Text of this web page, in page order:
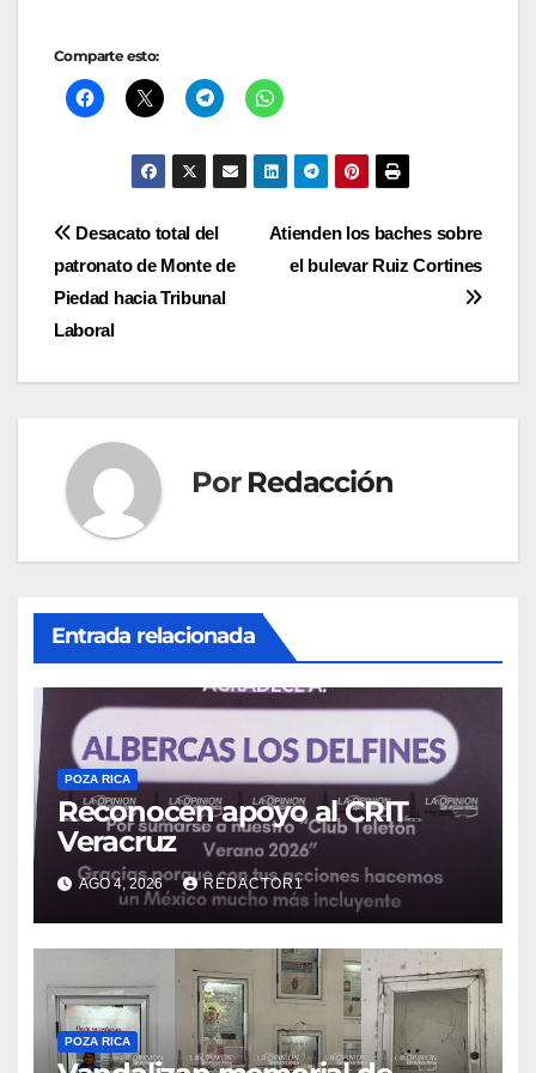
Comparte esto:
Navegación
de
entradas
Atienden los baches sobre
el bulevar Ruiz Cortines
Desacato total del
patronato de Monte de
Piedad hacia Tribunal
Laboral
Por Redacción
Entrada relacionada
POZA RICA
Reconocen apoyo al CRIT
Veracruz
AGO 4, 2026 REDACTOR1
POZA RICA